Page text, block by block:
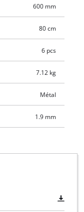
600 mm
80 cm
6 pcs
7.12 kg
Métal
1.9 mm